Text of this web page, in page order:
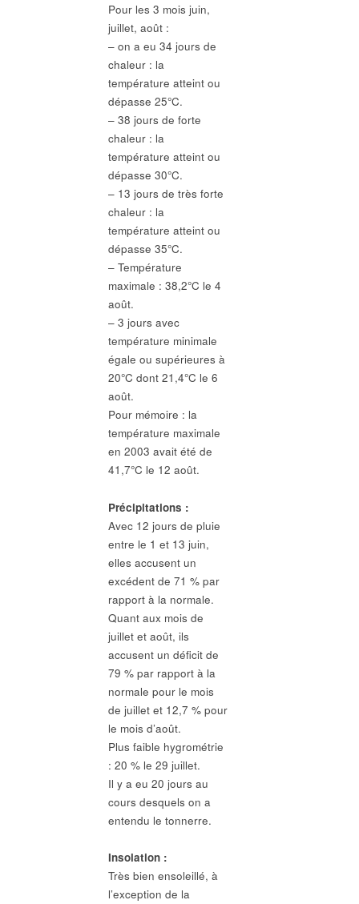
Pour les 3 mois juin,
juillet, août :
– on a eu 34 jours de
chaleur : la
température atteint ou
dépasse 25°C.
– 38 jours de forte
chaleur : la
température atteint ou
dépasse 30°C.
– 13 jours de très forte
chaleur : la
température atteint ou
dépasse 35°C.
– Température
maximale : 38,2°C le 4
août.
– 3 jours avec
température minimale
égale ou supérieures à
20°C dont 21,4°C le 6
août.
Pour mémoire : la
température maximale
en 2003 avait été de
41,7°C le 12 août.
Précipitations :
Avec 12 jours de pluie
entre le 1 et 13 juin,
elles accusent un
excédent de 71 % par
rapport à la normale.
Quant aux mois de
juillet et août, ils
accusent un déficit de
79 % par rapport à la
normale pour le mois
de juillet et 12,7 % pour
le mois d’août.
Plus faible hygrométrie
: 20 % le 29 juillet.
Il y a eu 20 jours au
cours desquels on a
entendu le tonnerre.
Insolation :
Très bien ensoleillé, à
l’exception de la